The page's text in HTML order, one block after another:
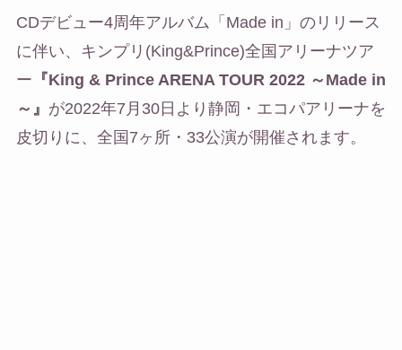
CDデビュー4周年アルバム「Made in」のリリース
に伴い、キンプリ(King&Prince)全国アリーナツア
ー 『King & Prince ARENA TOUR 2022 ～Made in
～』 が2022年7月30日より静岡・エコパアリーナを
皮切りに、全国7ヶ所・33公演が開催されます。